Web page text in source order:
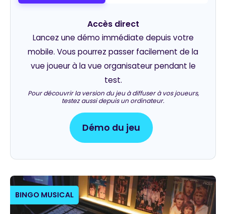
BINGO MUSICAL
Accès direct
Lancez une démo immédiate depuis votre
mobile. Vous pourrez passer facilement de la
vue joueur à la vue organisateur pendant le
test.
Pour découvrir la version du jeu à diffuser à vos joueurs,
testez aussi depuis un ordinateur.
Démo du jeu